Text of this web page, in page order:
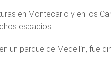
en Montecarlo y en los
espacios.
un parque de Medellín, fue